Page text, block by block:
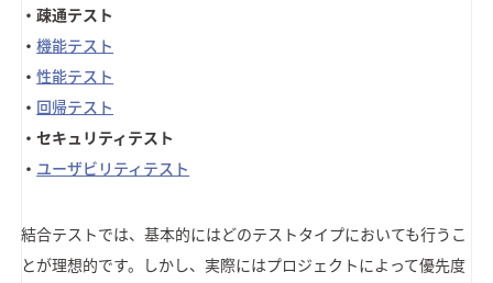
・疎通テスト
・機能テスト
・性能テスト
・ 回帰テスト
・セキュリティテスト
・ ユーザビリティテスト
結合テストでは、基本的にはどのテストタイプにおいても行うこ
とが理想的です。しかし、実際にはプロジェクトによって優先度